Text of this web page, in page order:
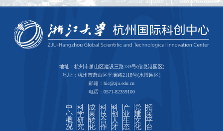
地址：杭州市萧山区建设三路733号(信息港园区)
地址：杭州市萧山区平澜路2118号(水博园区)
邮箱：hic@zju.edu.cn
电话：0571-82359100
中
心
概
况
科
学
研
究
成
果
转
化
科
技
合
作
科
创
人
才
产
业
生
态
党
建
文
化
招
采
平
台